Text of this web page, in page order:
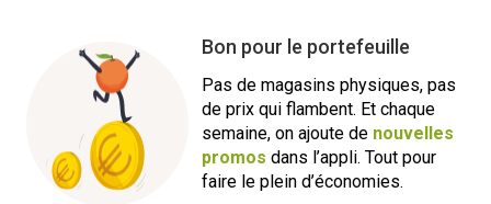
Bon pour le portefeuille
Pas de magasins physiques, pas
de prix qui flambent. Et chaque
semaine, on ajoute de nouvelles
promos dans l’appli. Tout pour
faire le plein d’économies.